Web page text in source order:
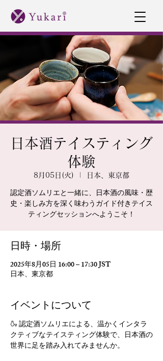
日本酒テイスティング
体験
8月05日(火) 日本、東京都
認定酒ソムリエと一緒に、日本酒の風味・歴
史・楽しみ方を深く味わうガイド付きテイス
ティングセッションへようこそ！
日時・場所
2025年8月05日 16:00 – 17:30 JST
日本、東京都
イベントについて
🍶 認定酒ソムリエによる、温かくインタラ
クティブなテイスティング体験で、日本酒の
世界に足を踏み入れてみませんか。